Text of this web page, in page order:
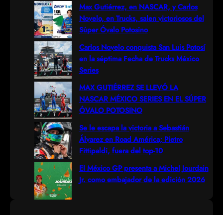
Max Gutiérrez, en NASCAR, y Carlos
Novelo, en Trucks, salen victoriosos del
Súper Óvalo Potosino
Carlos Novelo conquista San Luis Potosí
en la séptima Fecha de Trucks México
Series
MAX GUTIÉRREZ SE LLEVÓ LA
NASCAR MÉXICO SERIES EN EL SÚPER
ÓVALO POTOSINO
Se le escapa la victoria a Sebastián
Álvarez en Road América; Pietro
Fittipaldi, fuera del top-10
El México GP presenta a Michel Jourdain
Jr. como embajador de la edición 2026